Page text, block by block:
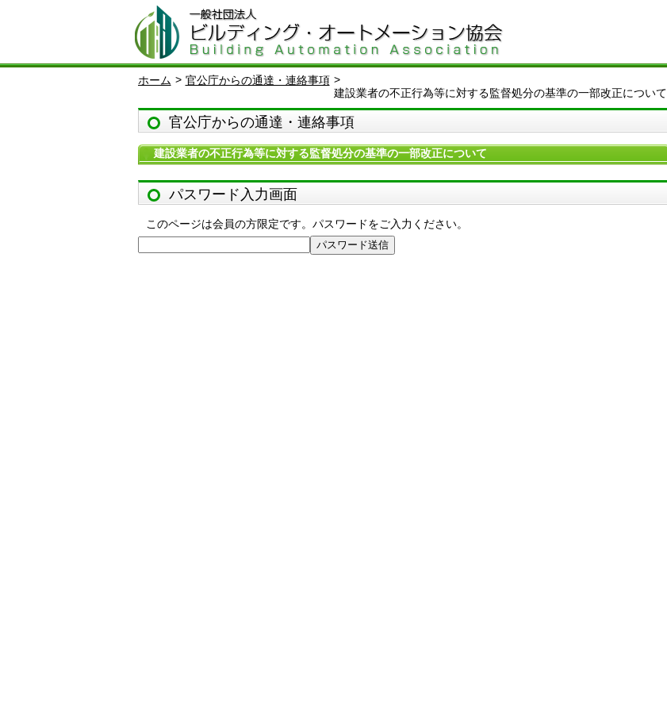
ホーム > 官公庁からの通達・連絡事項 >
建設業者の不正行為等に対する監督処分の基準の一部改正について
官公庁からの通達・連絡事項
建設業者の不正行為等に対する監督処分の基準の一部改正について
パスワード入力画面
このページは会員の方限定です。パスワードをご入力ください。